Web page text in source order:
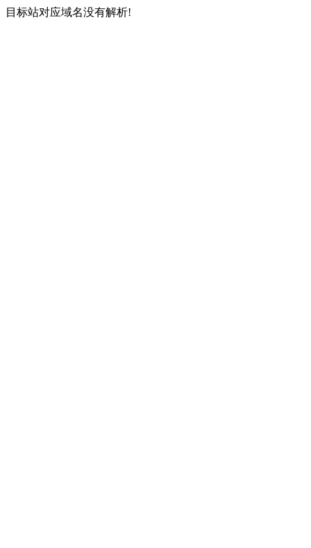
目标站对应域名没有解析!